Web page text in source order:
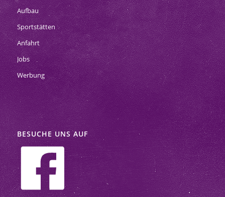
Aufbau
Sportstätten
Anfahrt
Jobs
Werbung
BESUCHE UNS AUF